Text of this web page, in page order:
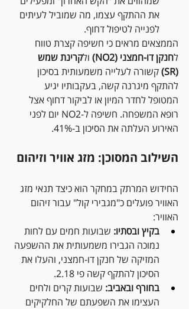
את ההתקף עצמו, מה שמוביל לעיתים
לפנייה לטיפול דחוף.
הממצאים מראים כי חשיפה קצרת טווח
לחנקן דו-חמצני (NO2) ולקרינת שמש
(SR)
קשורה לעלייה משמעותית בסיכון
להתקף מיגרנה קשה, בעקבותיו יגיע
המטופל לחדר המיון או לביקור דחוף אצל
רופא המשפחה. חשיפה ל-NO2 יום לפני
האירוע העלתה את הסיכון ב-41%.
השילוב המסוכן: מזג אוויר וזיהום
החידוש המרתק במחקר הוא כיצד תנאי מזג
האוויר פועלים כ"מגבירי קול" עבור זיהום
האוויר:
בקיץ ובסתיו: שבועות חמים עם לחות
נמוכה הגבירו משמעותית את ההשפעה
המזיקה של חנקן דו-חמצני, והעלו את
הסיכון להתקף קשה פי 2.18.
בחורף ובאביב: שבועות קרים ולחים
העצימו את השפעתם של החלקיקים